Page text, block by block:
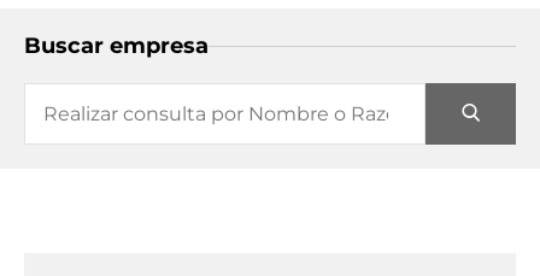
Buscar empresa